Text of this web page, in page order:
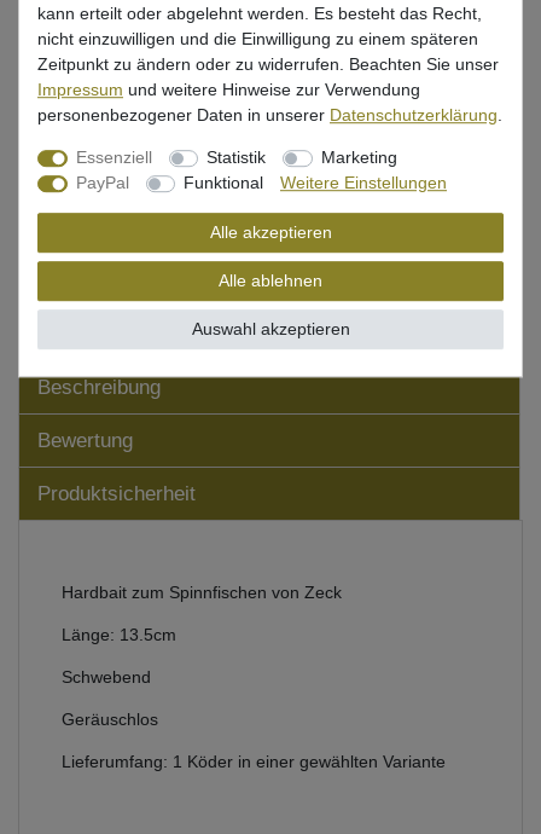
Lieferzeit 1-3 Tage (Deutschland); 3-7 Tage (Ausland)
Informationen zur Berechnung des Liefertermins hier
Mehr als 5 Stück verfügbar
In den Warenkorb
Wunschliste
Beschreibung
Bewertung
Produktsicherheit
Hardbait zum Spinnfischen von Zeck
Länge: 13.5cm
Schwebend
Geräuschlos
Lieferumfang: 1 Köder in einer gewählten Variante
kann erteilt oder abgelehnt werden. Es besteht das Recht,
nicht einzuwilligen und die Einwilligung zu einem späteren
Zeitpunkt zu ändern oder zu widerrufen. Beachten Sie unser
Impressum und weitere Hinweise zur Verwendung
personenbezogener Daten in unserer Daten­schutz­erklärung
Essenziell Statistik
Marketing
PayPal
Funktional Weitere Einstellungen
Alle akzeptieren
Alle ablehnen
Auswahl akzeptieren